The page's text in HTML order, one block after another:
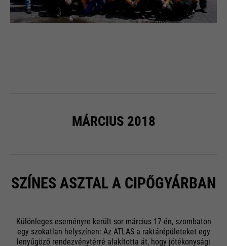
MÁRCIUS 2018
SZÍNES ASZTAL A CIPŐGYÁRBAN
Különleges eseményre került sor március 17-én, szombaton
egy szokatlan helyszínen: Az ATLAS a raktárépületeket egy
lenyűgöző rendezvénytérré alakította át, hogy jótékonysági